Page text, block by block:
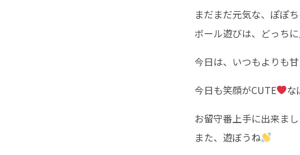
まだまだ元気な、ぽぽ
ボール遊びは、どっち
今日は、いつもよりも
今日も笑顔がCUTE
な
お留守番上手に出来ま
また、遊ぼうね